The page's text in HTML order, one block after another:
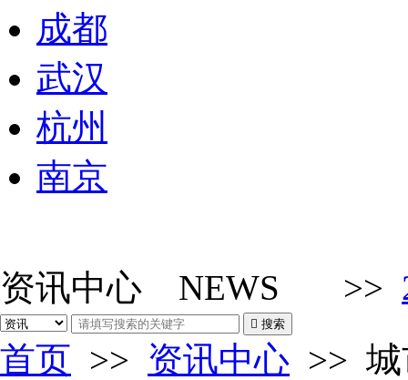
成都
武汉
杭州
南京
资讯中心 NEWS >>
 搜索
首页 >> 资讯中心 >>